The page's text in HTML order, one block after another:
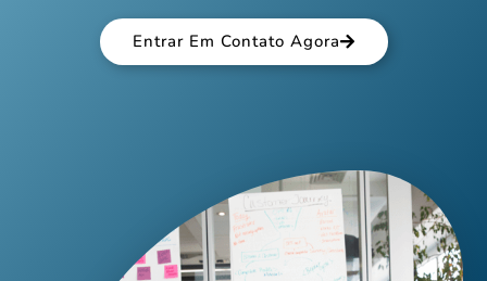
Entrar Em Contato Agora